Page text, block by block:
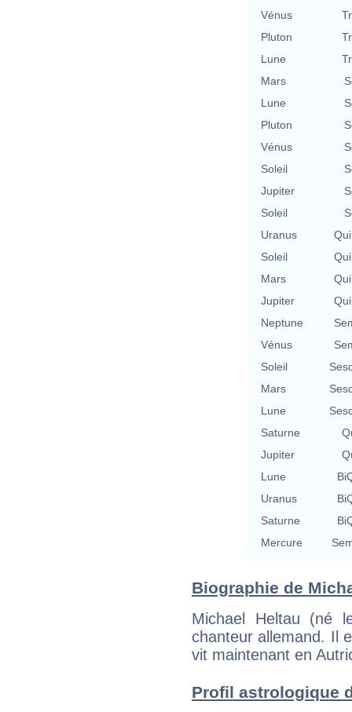
Vénus
Pluton
Lune
Mars
Lune
Pluton
Vénus
Soleil
Jupiter
Soleil
Uranus
Soleil
Mars
Jupiter
Neptune
Vénus
Soleil
Mars
Lune
Saturne
Jupiter
Lune
Uranus
Saturne
Mercure
Biographie de
Michael Heltau (né
chanteur allemand. Il
vit maintenant en
Profil astrologique